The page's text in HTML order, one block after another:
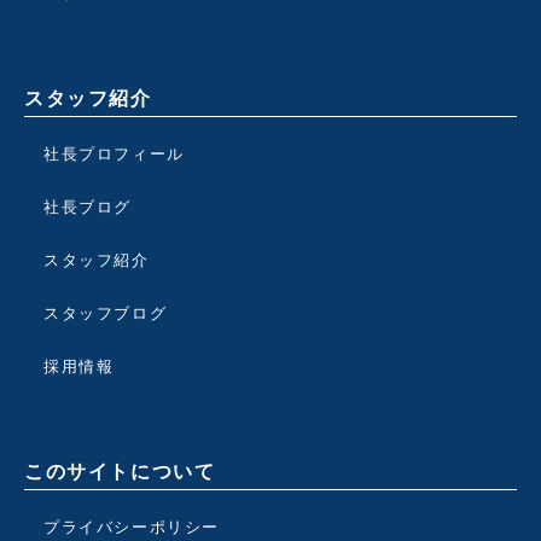
スタッフ紹介
社長プロフィール
社長ブログ
スタッフ紹介
スタッフブログ
採用情報
このサイトについて
プライバシーポリシー